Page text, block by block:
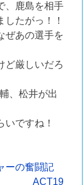
、鹿島を相手
たがっ！！
ぜあの選手を
ど厳しいだろ
、松井が出
ですね！
ーの奮闘記
ACT19